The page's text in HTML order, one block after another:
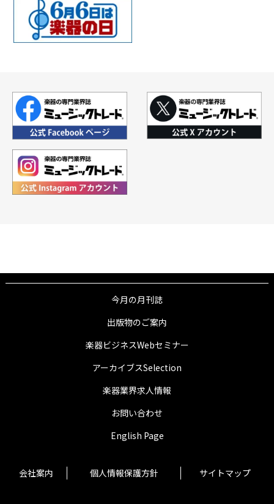
今月の月刊誌
出版物のご案内
楽器ビジネスWebセミナー
アーカイブスSelection
楽器業界求人情報
お問い合わせ
English Page
会社案内 個人情報保護方針 サイトマップ